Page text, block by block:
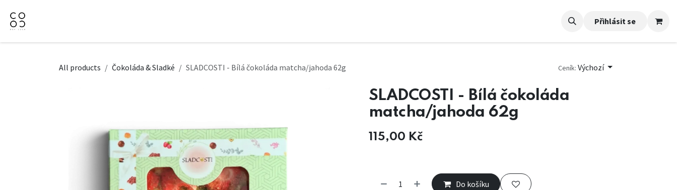
Přihlásit se
All products Čokoláda & Sladké SLADCOSTI - Bílá čokoláda matcha/jahoda 62g Ceník: Výchozí
SLADCOSTI - Bílá čokoláda
matcha/jahoda 62g
115,00 Kč
Do košíku